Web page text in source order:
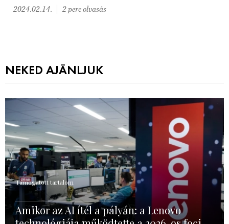
2024.02.14. 2 perc olvasás
NEKED AJÁNLJUK
Támogatott tartalom
Amikor az AI ítél a pályán: a Lenovo